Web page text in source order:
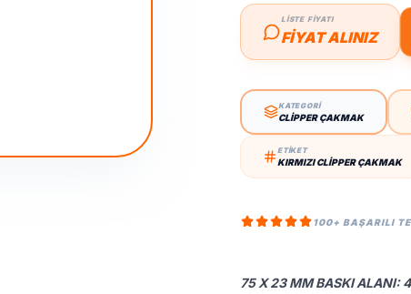
LİSTE FİYATI
FIYAT ALINIZ
KATEGORİ
CLIPPER ÇAKMAK
ETİKET
KIRMIZI CLIPPER ÇAKMAK
100+ BAŞARILI
75 X 23 MM BASKI ALANI: